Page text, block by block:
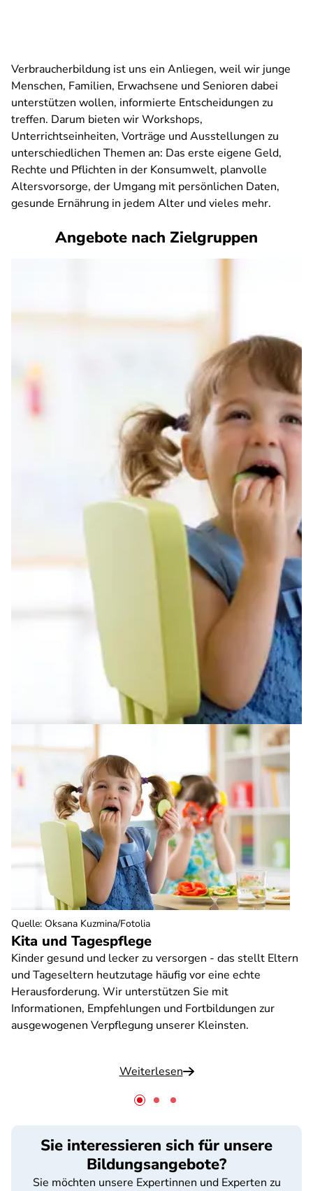
Verbraucherbildung ist uns ein Anliegen, weil wir junge
Menschen, Familien, Erwachsene und Senioren dabei
unterstützen wollen, informierte Entscheidungen zu
treffen. Darum bieten wir Workshops,
Unterrichtseinheiten, Vorträge und Ausstellungen zu
unterschiedlichen Themen an: Das erste eigene Geld,
Rechte und Pflichten in der Konsumwelt, planvolle
Altersvorsorge, der Umgang mit persönlichen Daten,
gesunde Ernährung in jedem Alter und vieles mehr.
Angebote nach Zielgruppen
Kita und Tagespflege
Kinder gesund und lecker zu versorgen - das stellt Eltern
und Tageseltern heutzutage häufig vor eine echte
Herausforderung. Wir unterstützen Sie mit
Informationen, Empfehlungen und Fortbildungen zur
ausgewogenen Verpflegung unserer Kleinsten.
Weiterlesen
Quelle: Oksana Kuzmina/Fotolia
Sie interessieren sich für unsere
Bildungsangebote?
Sie möchten unsere Expertinnen und Experten zu